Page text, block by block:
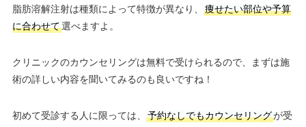
脂肪溶解注射は種類によって特徴が異なり、
痩せたい部位や予算
に合わせて選べますよ。
クリニックのカウンセリングは無料で受けられるので、まずは施
術の詳しい内容を聞いてみるのも良いですね！
初めて受診する人に限っては、 予約なしでもカウンセリングが受